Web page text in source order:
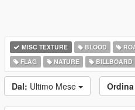
MISC TEXTURE BLOOD
FLAG
NATURE BILLBOARD
Dal: Ultimo Mese